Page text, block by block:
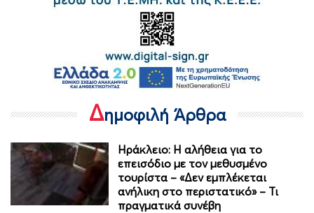
Δημοφιλή Άρθρα
Ηράκλειο: Η αλήθεια για το
επεισόδιο με τον μεθυσμένο
τουρίστα – «Δεν εμπλέκεται
ανήλικη στο περιστατικό» – Τι
πραγματικά συνέβη